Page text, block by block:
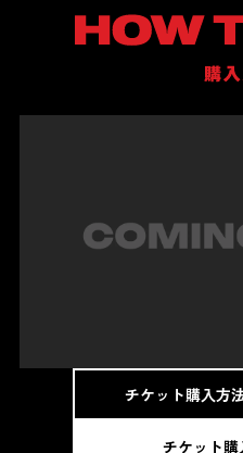
チケット購入方
チケット購